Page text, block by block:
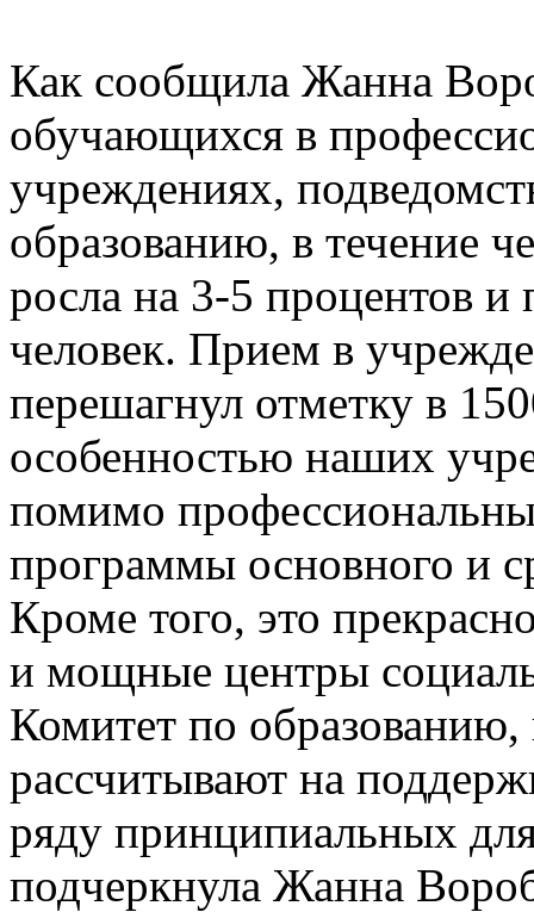
Как сообщила Жанна
обучающихся в
учреждениях,
образованию, в течение
росла на 3-5 процентов и
человек. Прием в
перешагнул отметку в
особенностью наших
помимо
программы основного и
Кроме того, это
и мощные центры
Комитет по
рассчитывают на
ряду принципиальных
подчеркнула Жанна